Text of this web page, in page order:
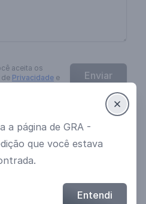
aceita os
de Privacidade e
Enviar
Política de Privacidade
de uso
por EngagED
a página de GRA -
que você estava
Entendi